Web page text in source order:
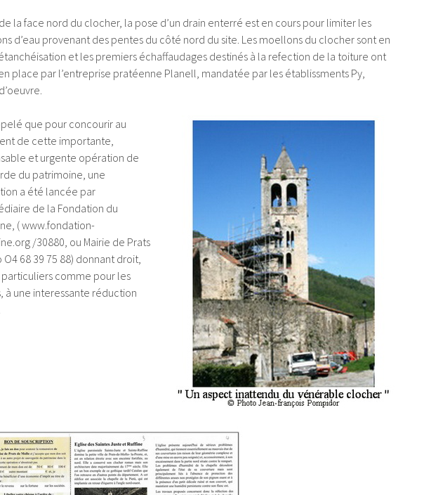
la face nord du clocher, la pose d’un drain enterré est en cours pour limiter les
d’eau provenant des pentes du côté nord du site. Les moellons du clocher sont en
et les premiers échaffaudages destinés à la refection de la toiture ont
place par l’entreprise pratéenne Planell, mandatée par les établissments Py,
que pour concourir au
de cette importante,
et urgente opération de
du patrimoine, une
a été lancée par
de la Fondation du
( www.fondation-
/30880, ou Mairie de Prats
O4 68 39 75 88) donnant droit,
comme pour les
à une interessante réduction